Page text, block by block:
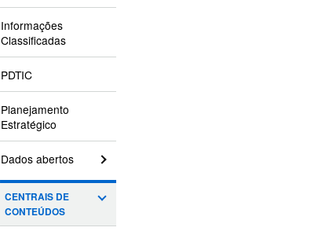
Informações
Classificadas
PDTIC
Planejamento
Estratégico
Dados abertos
CENTRAIS DE
CONTEÚDOS